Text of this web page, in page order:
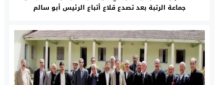
جماعة الرتبة بعد تصدع قلاع أتباع الرئيس أبو سالم